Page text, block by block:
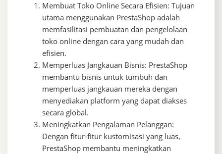
Membuat Toko Online Secara Efisien: Tujuan
utama menggunakan PrestaShop adalah
memfasilitasi pembuatan dan pengelolaan
toko online dengan cara yang mudah dan
efisien.
Memperluas Jangkauan Bisnis: PrestaShop
membantu bisnis untuk tumbuh dan
memperluas jangkauan mereka dengan
menyediakan platform yang dapat diakses
secara global.
Meningkatkan Pengalaman Pelanggan:
Dengan fitur-fitur kustomisasi yang luas,
PrestaShop membantu meningkatkan